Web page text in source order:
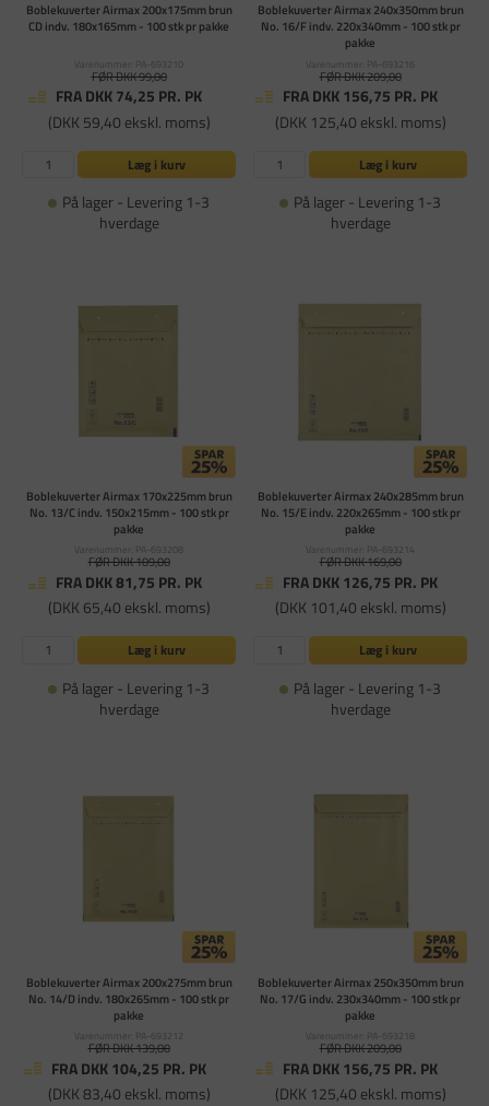
Boblekuverter Airmax 200x175mm brun
CD indv. 180x165mm - 100 stk pr pakke
Varenummer: PA-693210
FØR DKK 99,00
FRA DKK 74,25 PR. PK
(DKK 59,40 ekskl. moms)
Læg i kurv
På lager - Levering 1-3
hverdage
Boblekuverter Airmax 240x350mm brun
No. 16/F indv. 220x340mm - 100 stk pr
pakke
Varenummer: PA-693216
FØR DKK 209,00
FRA DKK 156,75 PR. PK
(DKK 125,40 ekskl. moms)
Læg i kurv
På lager - Levering 1-3
hverdage
Boblekuverter Airmax 170x225mm brun
No. 13/C indv. 150x215mm - 100 stk pr
pakke
Varenummer: PA-693208
FØR DKK 109,00
FRA DKK 81,75 PR. PK
(DKK 65,40 ekskl. moms)
Læg i kurv
På lager - Levering 1-3
hverdage
Boblekuverter Airmax 240x285mm brun
No. 15/E indv. 220x265mm - 100 stk pr
pakke
Varenummer: PA-693214
FØR DKK 169,00
FRA DKK 126,75 PR. PK
(DKK 101,40 ekskl. moms)
Læg i kurv
På lager - Levering 1-3
hverdage
Boblekuverter Airmax 200x275mm brun
No. 14/D indv. 180x265mm - 100 stk pr
pakke
Varenummer: PA-693212
FØR DKK 139,00
FRA DKK 104,25 PR. PK
(DKK 83,40 ekskl. moms)
Boblekuverter Airmax 250x350mm brun
No. 17/G indv. 230x340mm - 100 stk pr
pakke
Varenummer: PA-693218
FØR DKK 209,00
FRA DKK 156,75 PR. PK
(DKK 125,40 ekskl. moms)